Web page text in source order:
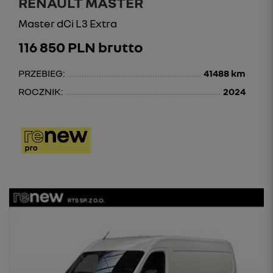
Master dCi L3 Extra
116 850 PLN brutto
PRZEBIEG:
41488 km
ROCZNIK:
2024